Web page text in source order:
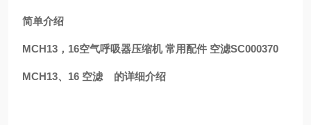
简单介绍
MCH13，16空气呼吸器压缩机 常用配件 空滤SC000370
MCH13、16 空滤 的详细介绍